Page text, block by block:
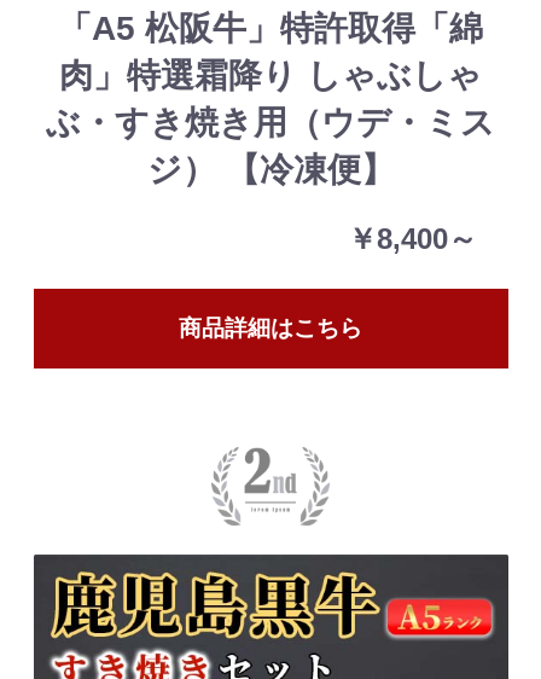
「A5 松阪牛」特許取得「綿
肉」特選霜降り しゃぶしゃ
ぶ・すき焼き用（ウデ・ミス
ジ） 【冷凍便】
￥8,400～
商品詳細はこちら